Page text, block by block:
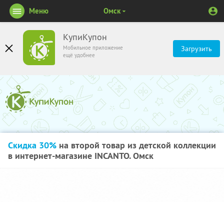
КупиКупон
Мобильное приложение
ещё удобнее
Загрузить
Меню Омск
Скидка 30% на второй товар из детской коллекции
в интернет-магазине INCANTO. Омск